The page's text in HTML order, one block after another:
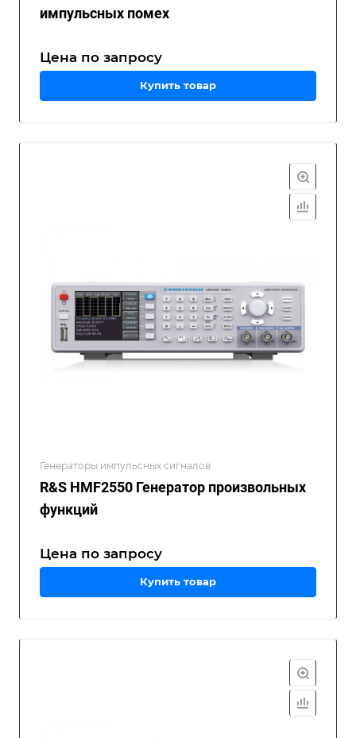
импульсных помех
Цена по запросу
Купить товар
Генераторы импульсных сигналов
R&S HMF2550 Генератор произвольных
функций
Цена по запросу
Купить товар